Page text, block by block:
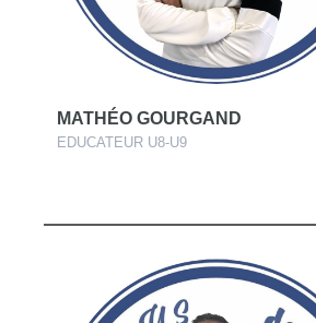
MATHÉO GOURGAND
EDUCATEUR U8-U9